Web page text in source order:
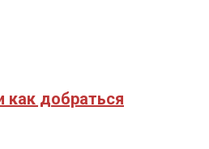
как добраться